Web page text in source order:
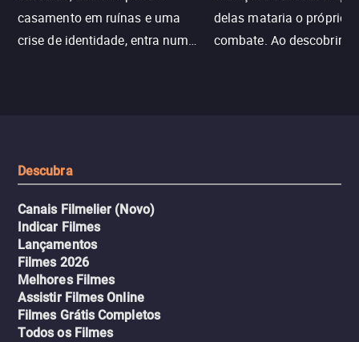
casamento em ruínas e uma
crise de identidade, entra num
delas mataria o próprio
combate. Ao descobrir a
Descubra
Canais Filmelier (Novo)
Indicar Filmes
Lançamentos
Filmes 2026
Melhores Filmes
Assistir Filmes Online
Filmes Grátis Completos
Todos os Filmes